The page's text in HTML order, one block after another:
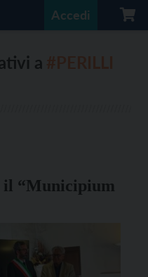
Accedi
a
“Municipium